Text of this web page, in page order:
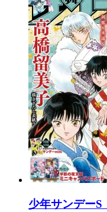
少年サンデーS